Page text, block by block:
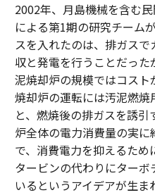
2002年、月島機械を含む
による第1期の研究チーム
スを入れたのは、排ガス
収と発電を行うことだっ
泥焼却炉の規模ではコス
焼却炉の運転には汚泥燃
と、燃焼後の排ガスを誘引
炉全体の電力消費量の実
で、消費電力を抑えるた
タービンの代わりにター
いるというアイデアが生ま